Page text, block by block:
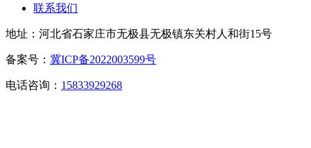
联系我们
地址：河北省石家庄市无极县无极镇东关村人和街15号
备案号： 冀ICP备2022003599号
电话咨询： 15833929268